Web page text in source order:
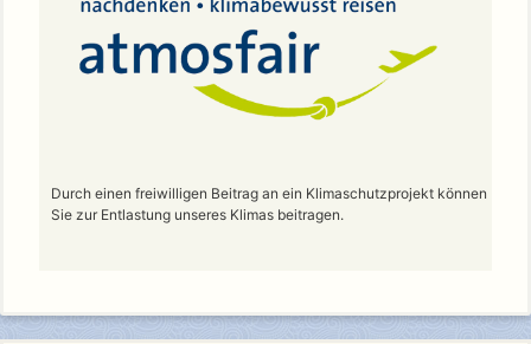
Durch einen freiwilligen Beitrag an ein Klimaschutzprojekt können
Sie zur Entlastung unseres Klimas beitragen.